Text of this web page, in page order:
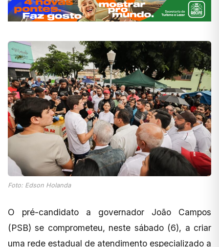
Foto: Edson Holanda
O pré-candidato a governador João Campos
(PSB) se comprometeu, neste sábado (6), a criar
uma rede estadual de atendimento especializado a